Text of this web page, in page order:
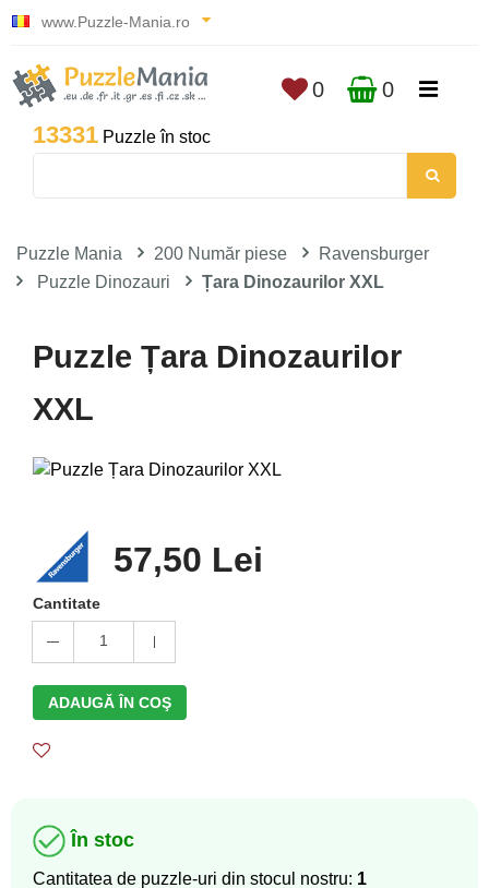
www.Puzzle-Mania.ro
13331 Puzzle în stoc
0 0
Puzzle Mania 200 Număr piese
Ravensburger
Puzzle Dinozauri
Țara Dinozaurilor XXL
Puzzle Țara Dinozaurilor
XXL
57,50 Lei
Cantitate
1
ADAUGĂ ÎN COŞ
În stoc
Cantitatea de puzzle-uri din stocul nostru: 1